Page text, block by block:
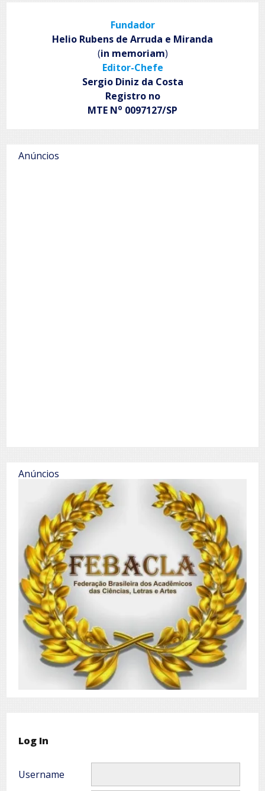
Fundador
Helio Rubens de Arruda e Miranda
(in memoriam)
Editor-Chefe
Sergio Diniz da Costa
Registro no
MTE No 0097127/SP
Anúncios
Anúncios
Log In
Username